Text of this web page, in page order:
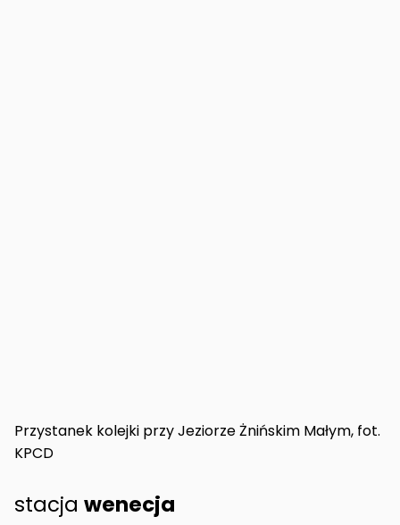
Przystanek kolejki przy Jeziorze Żnińskim Małym, fot.
KPCD
stacja wenecja